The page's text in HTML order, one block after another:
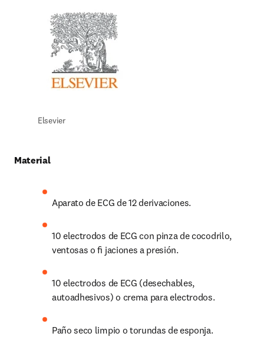
Elsevier
Material
Aparato de ECG de 12 derivaciones.
10 electrodos de ECG con pinza de cocodrilo,
ventosas o ﬁ jaciones a presión.
10 electrodos de ECG (desechables,
autoadhesivos) o crema para electrodos.
Paño seco limpio o torundas de esponja.